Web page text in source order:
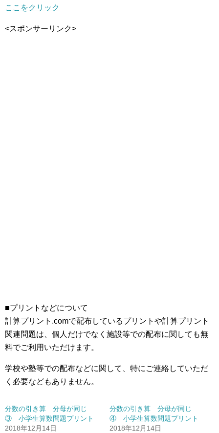
ここをクリック
<スポンサーリンク>
■プリントなどについて
計算プリント.comで配布しているプリントや計算プリント
関連問題は、個人だけでなく施設等での配布に関しても無
料でご利用いただけます。
学校や塾等での配布などに関して、特にご連絡していただ
く必要などもありません。
分数の引き算 分母が同じ
③ 小学生算数問題プリント
2018年12月14日
分数の引き算 分母が同じ
④ 小学生算数問題プリント
2018年12月14日